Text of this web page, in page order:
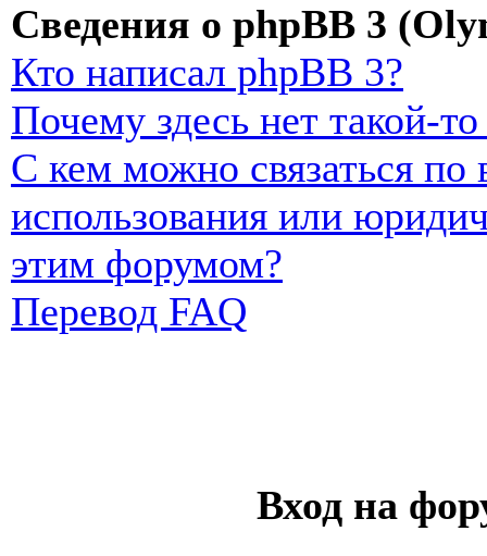
Сведения о phpBB 3
Кто написал phpBB 3?
Почему здесь нет такой-
С кем можно связаться по
использования или
этим форумом?
Перевод FAQ
Вход на